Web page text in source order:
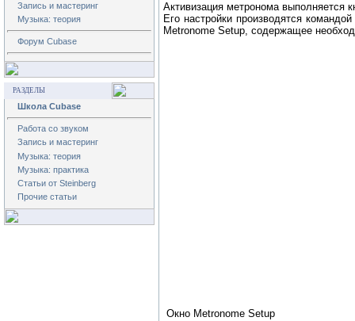
Запись и мастеринг
Музыка: теория
Форум Cubase
РАЗДЕЛЫ
Школа Cubase
Работа со звуком
Запись и мастеринг
Музыка: теория
Музыка: практика
Статьи от Steinberg
Прочие статьи
Активизация метронома выполняется
Его настройки производятся
Metronome Setup, содержащее
Окно Metronome Setup